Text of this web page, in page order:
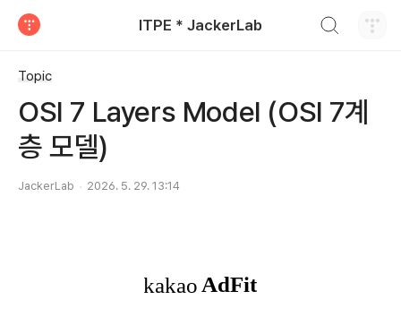
ITPE * JackerLab
Topic
OSI 7 Layers Model (OSI 7계
층 모델)
JackerLab 2026. 5. 29. 13:14